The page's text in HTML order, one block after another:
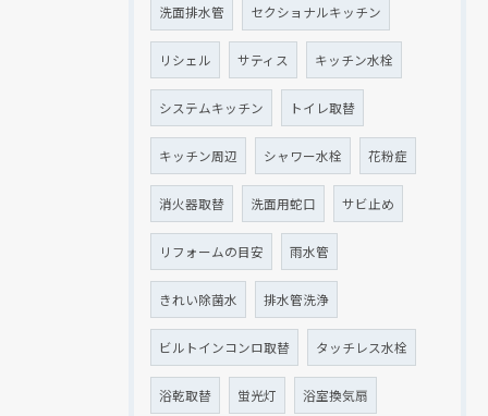
洗面排水管 セクショナルキッチン
リシェル サティス キッチン水栓
システムキッチン トイレ取替
キッチン周辺 シャワー水栓 花粉症
消火器取替 洗面用蛇口 サビ止め
リフォームの目安 雨水管
きれい除菌水 排水管洗浄
ビルトインコンロ取替 タッチレス水栓
浴乾取替 蛍光灯 浴室換気扇